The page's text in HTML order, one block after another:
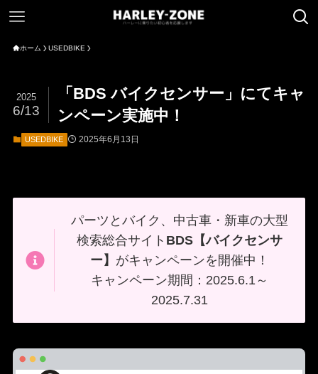
ホーム USEDBIKE
「BDS バイクセンサー」にてキャ
ンペーン実施中！
2025
6/13
USEDBIKE 2025年6月13日
パーツとバイク、中古車・新車の大型
検索総合サイト BDS【バイクセンサ
ー】 がキャンペーンを開催中！
キャンペーン期間：2025.6.1～
2025.7.31